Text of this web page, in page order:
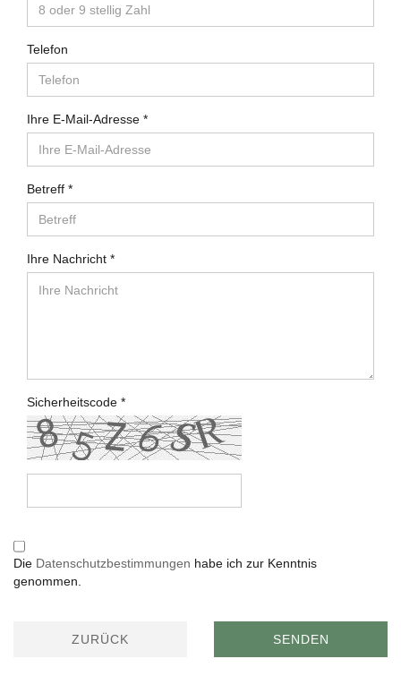
Telefon
Ihre E-Mail-Adresse
Betreff
Ihre Nachricht
Sicherheitscode
Die Datenschutzbestimmungen habe ich zur Kenntnis
genommen.
ZURÜCK SENDEN